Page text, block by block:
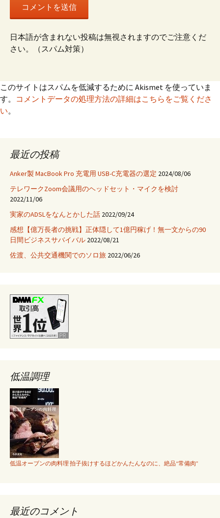
日本語が含まれない投稿は無視されますのでご注意くだ
さい。（スパム対策）
このサイトはスパムを低減するために Akismet を使っていま
す。 コメントデータの処理方法の詳細はこちらをご覧くださ
い。
最近の投稿
Anker製 MacBook Pro 充電用 USB-C充電器の選定 2024/08/06
テレワークZoom会議用のヘッドセット・マイクを検討
2022/11/06
実家のADSLをなんとかした話 2022/09/24
感想【億万長者の挑戦】正体隠して1億円稼げ！無一文からの90
日間ビジネスサバイバル 2022/08/21
佐渡、公共交通機関でのソロ旅 2022/06/26
低温調理
低温オーブンの肉料理 拍子抜けするほどかんたんなのに、絶品“常備肉”
最近のコメント